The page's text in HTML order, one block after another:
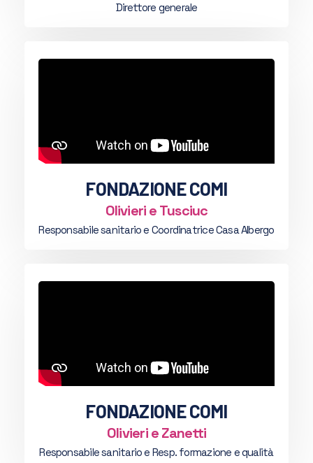
Direttore generale
FONDAZIONE COMI
Olivieri e Tusciuc
Responsabile sanitario e Coordinatrice Casa Albergo
FONDAZIONE COMI
Olivieri e Zanetti
Responsabile sanitario e Resp. formazione e qualità